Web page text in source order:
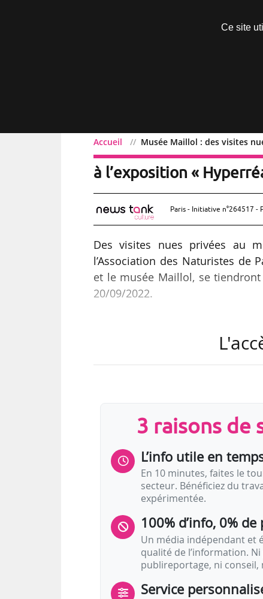
Accueil Musée Maillol : des visites
Musée Maillol : des
à l’exposition «
Paris - Initiative n°264517 -
Des visites nues privées au
l’Association des Naturistes de
et le musée Maillol, se
20/09/2022.
un corps » du 08/09/2022 au
Il est possible d’acheter sa
3 raisons de
L’info utile en
En 10 minutes, faites le
secteur. Bénéficiez du
expérimentée.
100% d’info, 0% de
Un média indépendant et
qualité de l’information.
publireportage, ni conseil,
Service
Ce site